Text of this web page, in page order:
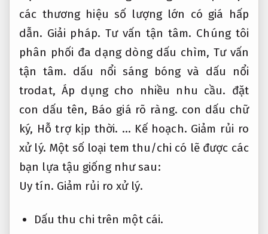
các thương hiệu số lượng lớn có giá hấp
dẫn. Giải pháp. Tư vấn tận tâm. Chúng tôi
phân phối đa dạng dòng dấu chìm, Tư vấn
tận tâm. dấu nổi sáng bóng và dấu nổi
trodat, Áp dụng cho nhiều nhu cầu. đặt
con dấu tên, Báo giá rõ ràng. con dấu chữ
ký, Hỗ trợ kịp thời. … Kế hoạch. Giảm rủi ro
xử lý. Một số loại tem thu/chi có lẽ được các
bạn lựa tậu giống như sau:
Uy tín. Giảm rủi ro xử lý.
Dấu thu chi trên một cái.